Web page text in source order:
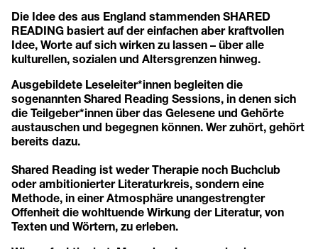
Die Idee des aus England stammenden SHARED
READING basiert auf der einfachen aber kraftvollen
Idee, Worte auf sich wirken zu lassen – über alle
kulturellen, sozialen und Altersgrenzen hinweg.
Ausgebildete Leseleiter*innen begleiten die
sogenannten Shared Reading Sessions, in denen sich
die Teilgeber*innen über das Gelesene und Gehörte
austauschen und begegnen können. Wer zuhört, gehört
bereits dazu.
Shared Reading ist weder Therapie noch Buchclub
oder ambitionierter Literaturkreis, sondern eine
Methode, in einer Atmosphäre unangestrengter
Offenheit die wohltuende Wirkung der Literatur, von
Texten und Wörtern, zu erleben.